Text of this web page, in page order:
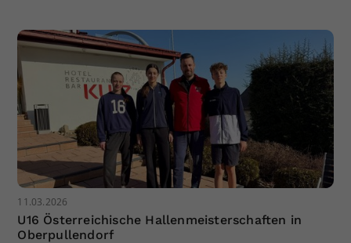
11.03.2026
U16 Österreichische Hallenmeisterschaften in
Oberpullendorf
Zweck
Einstellungen. Unter anderem eine
zufällig generierte ID, für die
historische Speicherung Ihrer
vorgenommen Einstellungen, falls der
Webseiten-Betreiber dies eingestellt
hat.